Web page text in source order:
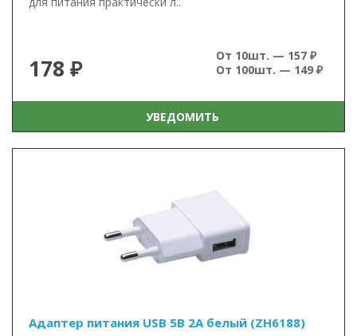
178 ₽
От 10шт. — 157 ₽
От 100шт. — 149 ₽
УВЕДОМИТЬ
Адаптер питания USB 5В 2А белый (ZH6188)